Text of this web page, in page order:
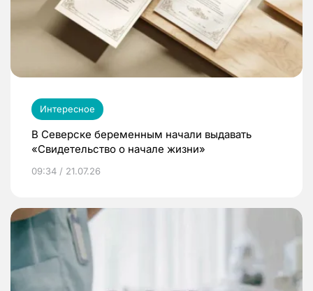
Интересное
В Северске беременным начали выдавать
«Свидетельство о начале жизни»
09:34 / 21.07.26